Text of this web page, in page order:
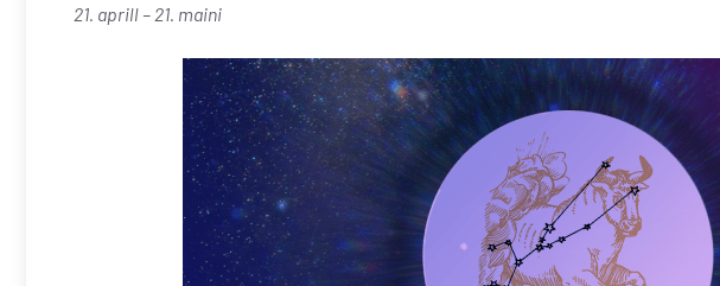
21. aprill – 21. maini